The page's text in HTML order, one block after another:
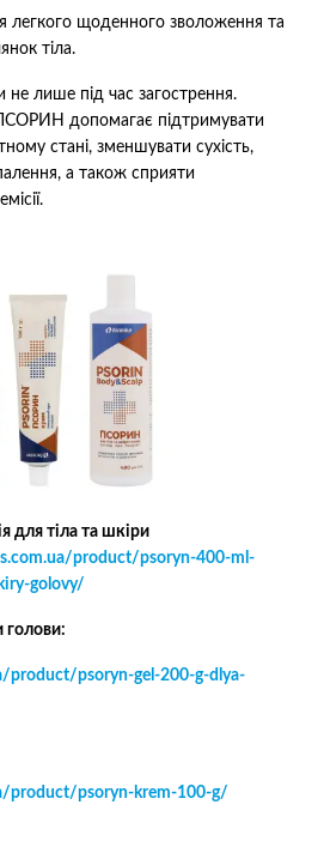
щоденного зволоження та
тіла.
не лише під час загострення.
допомагає підтримувати
стані, зменшувати сухість,
а також сприяти
для тіла та шкіри
product/psoryn-400-ml-
golovy/
голови:
product/psoryn-gel-200-g-dlya-
product/psoryn-krem-100-g/